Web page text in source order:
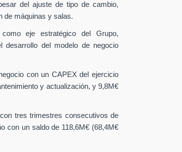
del ajuste de tipo de cambio,
de máquinas y salas.
eje estratégico del Grupo,
desarrollo del modelo de negocio
con un CAPEX del ejercicio
y actualización, y 9,8M€
tres trimestres consecutivos de
con un saldo de 118,6M€ (68,4M€